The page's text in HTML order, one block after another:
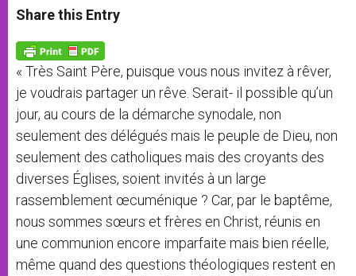
t
s
p
p
s
e
g
e
r
e
b
o
k
Share this Entry
« Très Saint Père, puisque vous nous invitez à rêver,
je voudrais partager un rêve. Serait- il possible qu’un
jour, au cours de la démarche synodale, non
seulement des délégués mais le peuple de Dieu, non
seulement des catholiques mais des croyants des
diverses Églises, soient invités à un large
rassemblement œcuménique ? Car, par le baptême,
nous sommes sœurs et frères en Christ, réunis en
une communion encore imparfaite mais bien réelle,
même quand des questions théologiques restent en